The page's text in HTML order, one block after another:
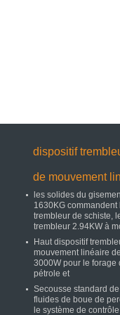
dispositif
de mouvement
les solides du
1630KG commandent
trembleur de schiste,
trembleur 2.94KW à
Haut dispositif
mouvement linéaire
3000W pour le forage
pétrole et
Secousse standard
fluides de boue de
le système de